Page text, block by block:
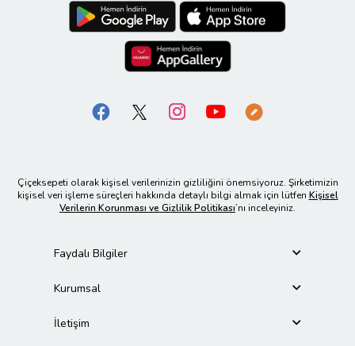
Çiçeksepeti olarak kişisel verilerinizin gizliliğini önemsiyoruz. Şirketimizin
kişisel veri işleme süreçleri hakkında detaylı bilgi almak için lütfen Kişisel
Verilerin Korunması ve Gizlilik Politikası’nı inceleyiniz.
Faydalı Bilgiler
Kurumsal
İletişim